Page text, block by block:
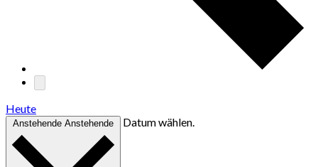
Heute
Anstehende Anstehende Datum wählen.